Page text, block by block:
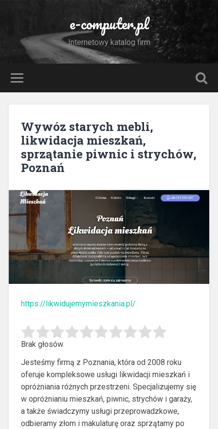
e-computer.pl
Internetowy katalog firm
Wywóz starych mebli,
likwidacja mieszkań,
sprzątanie piwnic i strychów,
Poznań
https://likwidujemymieszkania.pl/
Brak głosów.
Jesteśmy firmą z Poznania, która od 2008 roku
oferuje kompleksowe usługi likwidacji mieszkań i
opróżniania różnych przestrzeni. Specjalizujemy się
wopróżnianiu mieszkań, piwnic, strychów i garaży,
a także świadczymy usługi przeprowadzkowe,
odbieramy złom i makulaturę oraz sprzątamy po